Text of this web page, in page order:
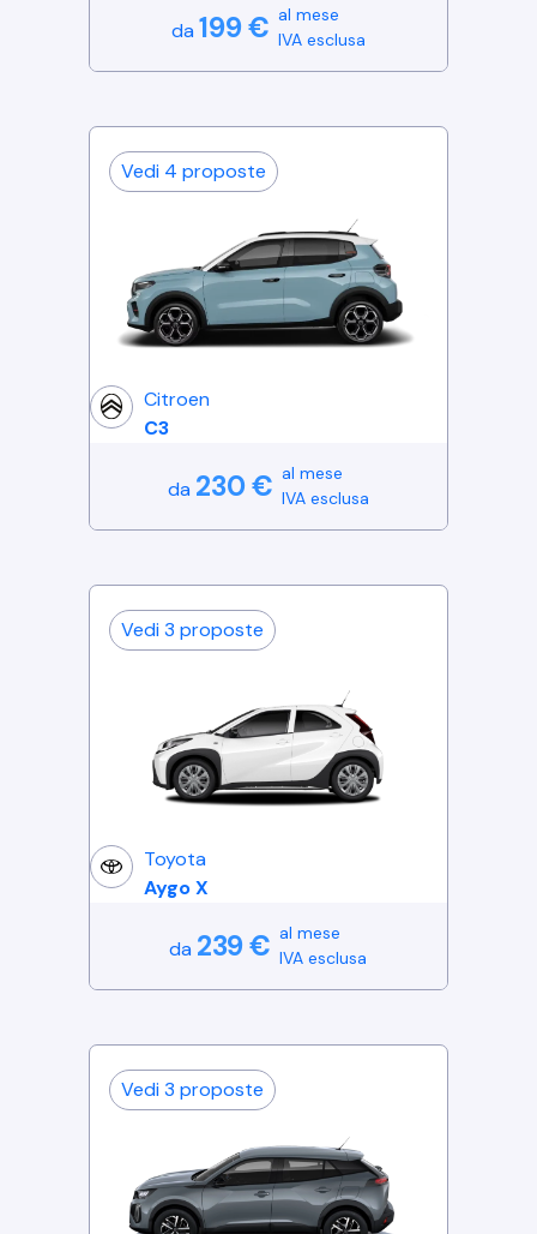
da 199€ al mese
IVA esclusa
Vedi 4 proposte
Citroen
C3
da 230€ al mese
IVA esclusa
Vedi 3 proposte
Toyota
Aygo X
da 239€ al mese
IVA esclusa
Vedi 3 proposte